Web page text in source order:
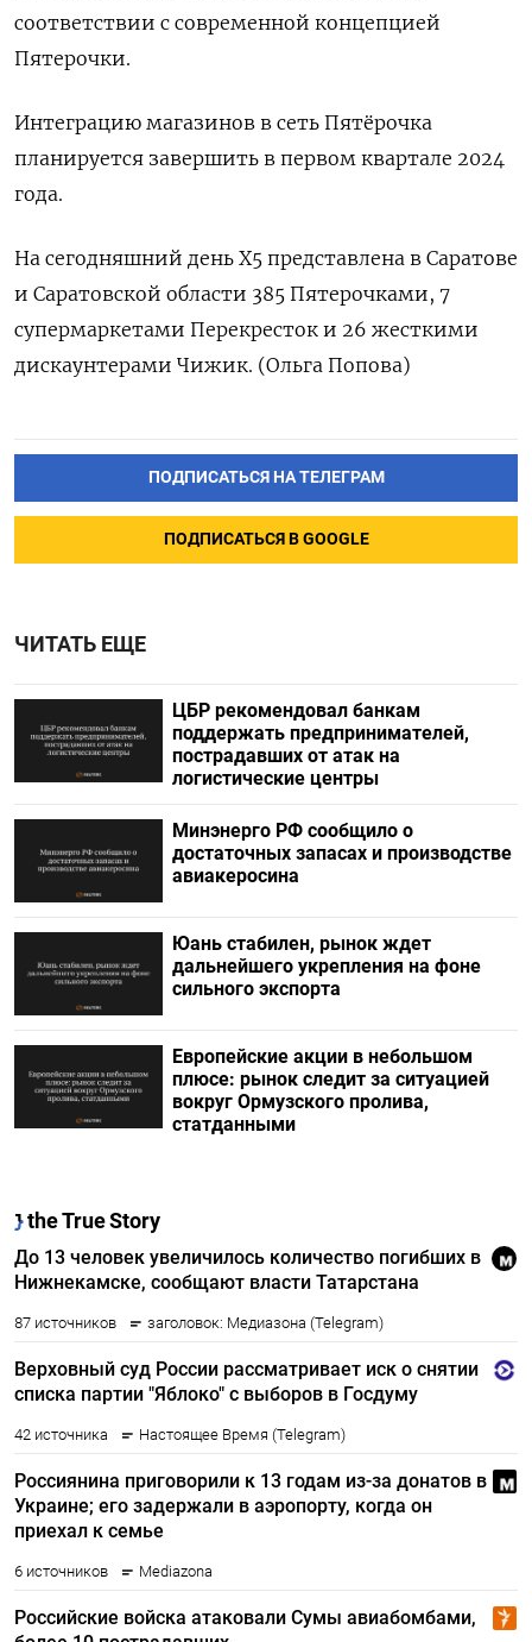
соответствии с современной концепцией
Пятерочки.
Интеграцию магазинов в сеть Пятёрочка
планируется завершить в первом квартале 2024
года.
На сегодняшний день Х5 представлена в Саратове
и Саратовской области 385 Пятерочками, 7
супермаркетами Перекресток и 26 жесткими
дискаунтерами Чижик. (Ольга Попова)
ПОДПИСАТЬСЯ НА ТЕЛЕГРАМ
ПОДПИСАТЬСЯ В GOOGLE
ЧИТАТЬ ЕЩЕ
ЦБР рекомендовал банкам
поддержать предпринимателей,
пострадавших от атак на
логистические центры
Минэнерго РФ сообщило о
достаточных запасах и производстве
авиакеросина
Юань стабилен, рынок ждет
дальнейшего укрепления на фоне
сильного экспорта
Европейские акции в небольшом
плюсе: рынок следит за ситуацией
вокруг Ормузского пролива,
статданными